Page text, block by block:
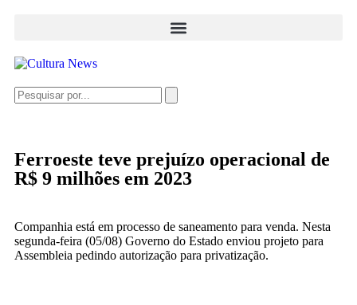
Ferroeste teve prejuízo operacional de
R$ 9 milhões em 2023
Companhia está em processo de saneamento para venda. Nesta
segunda-feira (05/08) Governo do Estado enviou projeto para
Assembleia pedindo autorização para privatização.